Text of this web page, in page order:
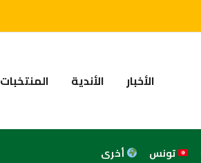
الأخبار الأندية المنتخبات
تونس أخرى